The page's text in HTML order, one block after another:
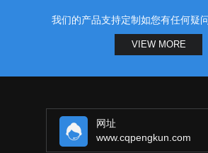
我们的产品支持定制如您有任何疑
VIEW MORE
网址
www.cqpengkun.com